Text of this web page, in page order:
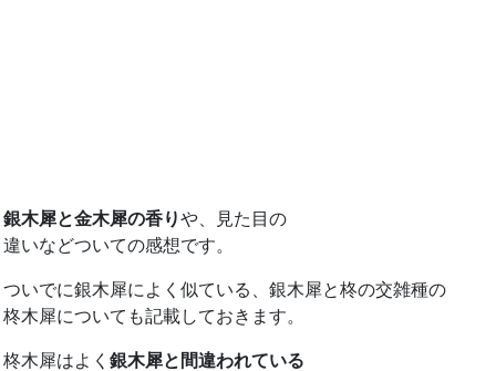
銀木犀と金木犀の香りや、見た目の
違いなどついての感想です。
ついでに銀木犀によく似ている、銀木犀と柊の交雑種の
柊木犀についても記載しておきます。
柊木犀はよく 銀木犀と間違われている